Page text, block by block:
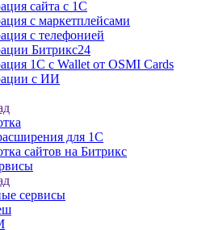
сайта с 1С
с маркетплейсами
с телефонией
Битрикс24
1С с Wallet от OSMI Cards
с ИИ
для 1С
сайтов на Битрикс
сервисы